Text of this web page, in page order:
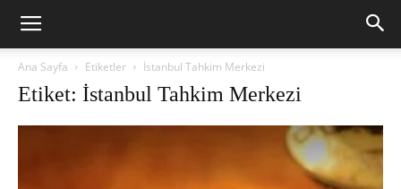
Ana Sayfa Etiketler İstanbul Tahkim Merkezi
Etiket: İstanbul Tahkim Merkezi